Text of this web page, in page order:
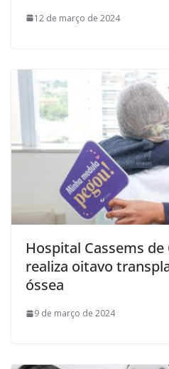
12 de março de 2024
Hospital Cassems
realiza oitavo
óssea
9 de março de 2024